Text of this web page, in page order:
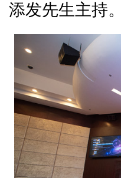
添发先生主持。